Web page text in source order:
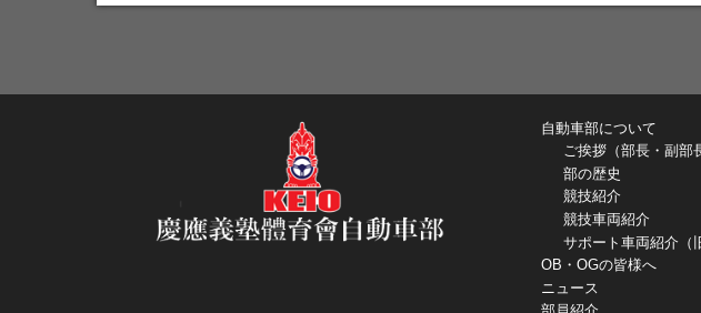
自動車部について
ご挨拶（部長・副部
部の歴史
競技紹介
競技車両紹介
サポート車両紹介（
OB・OGの皆様へ
ニュース